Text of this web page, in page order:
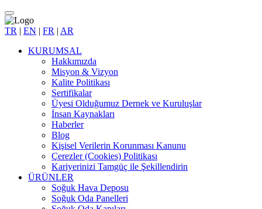
TR | EN | FR | AR
KURUMSAL
Hakkımızda
Misyon & Vizyon
Kalite Politikası
Sertifikalar
Üyesi Olduğumuz Dernek ve Kuruluşlar
İnsan Kaynakları
Haberler
Blog
Kişisel Verilerin Korunması Kanunu
Çerezler (Cookies) Politikası
Kariyerinizi Tamgüç ile Şekillendirin
ÜRÜNLER
Soğuk Hava Deposu
Soğuk Oda Panelleri